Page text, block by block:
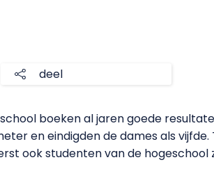
deel
boeken al jaren goede
en eindigden de dames als
ook studenten van de